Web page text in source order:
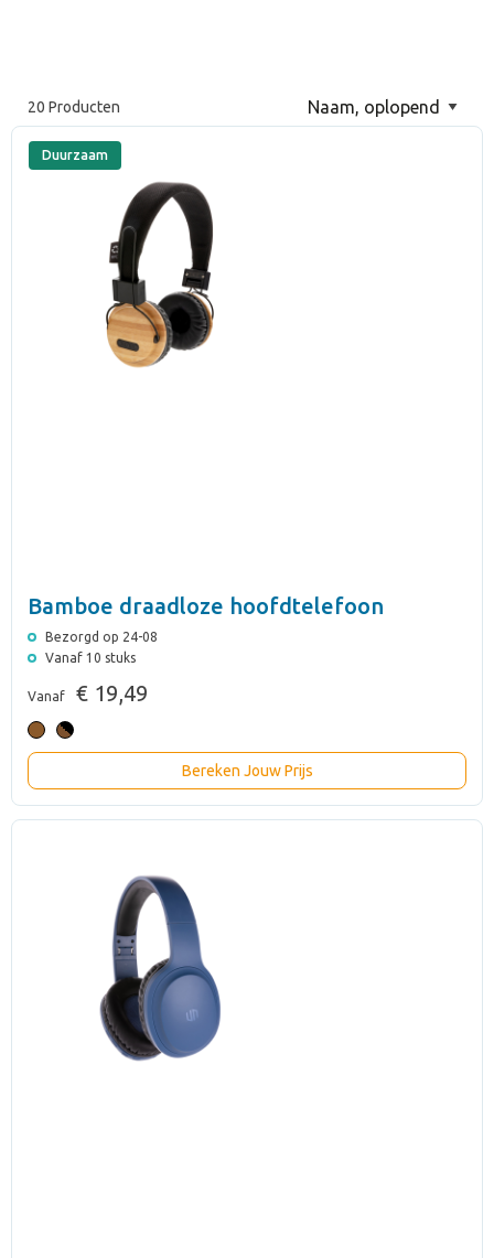
20 Producten
Duurzaam
Bamboe draadloze hoofdtelefoon
Bezorgd op 24-08
Vanaf 10 stuks
Vanaf € 19,49
Bereken Jouw Prijs